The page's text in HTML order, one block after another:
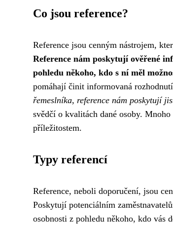
Co jsou reference?
Reference jsou cenným nástrojem,
Reference nám poskytují ověřené
pohledu někoho, kdo s ní měl
pomáhají činit informovaná
řemeslníka, reference nám poskytují
svědčí o kvalitách dané osoby.
příležitostem.
Typy referencí
Reference, neboli doporučení, jsou
Poskytují potenciálním
osobnosti z pohledu někoho, kdo vás